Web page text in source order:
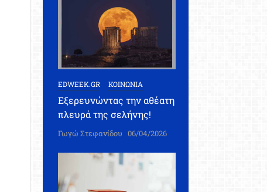
EDWEEK.GR ΚΟΙΝΩΝΙΑ
Εξερευνώντας την αθέατη
πλευρά της σελήνης!
Γωγώ Στεφανίδου 06/04/2026